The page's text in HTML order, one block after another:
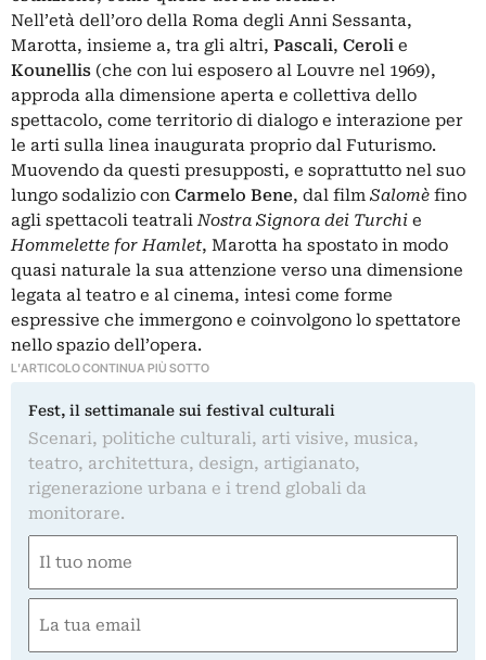
Nell’età dell’oro della Roma degli Anni Sessanta,
Marotta, insieme a, tra gli altri, Pascali, Ceroli e
Kounellis (che con lui esposero al Louvre nel 1969),
approda alla dimensione aperta e collettiva dello
spettacolo, come territorio di dialogo e interazione per
le arti sulla linea inaugurata proprio dal Futurismo.
Muovendo da questi presupposti, e soprattutto nel suo
lungo sodalizio con Carmelo Bene, dal film Salomè fino
agli spettacoli teatraliNostra Signora dei Turchi e
Hommelette for Hamlet, Marotta ha spostato in modo
quasi naturale la sua attenzione verso una dimensione
legata al teatro e al cinema, intesi come forme
espressive che immergono e coinvolgono lo spettatore
nello spazio dell’opera.
L'ARTICOLO CONTINUA PIÙ SOTTO
Fest, il settimanale sui festival culturali
Scenari, politiche culturali, arti visive, musica,
teatro, architettura, design, artigianato,
rigenerazione urbana e i trend globali da
monitorare.
(Required)
First
(Required)